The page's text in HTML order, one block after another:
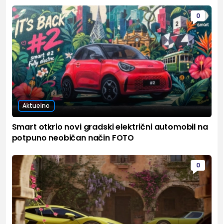
0
Aktuelno
Smart otkrio novi gradski električni automobil na
potpuno neobičan način FOTO
0